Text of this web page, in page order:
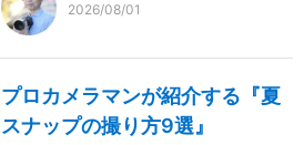
2026/08/01
プロカメラマンが紹介する『夏
スナップの撮り方9選』